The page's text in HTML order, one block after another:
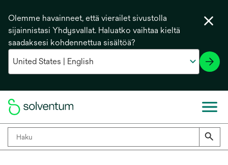
Olemme havainneet, että vierailet sivustolla
sijainnistasi Yhdysvallat. Haluatko vaihtaa kieltä
saadaksesi kohdennettua sisältöä?